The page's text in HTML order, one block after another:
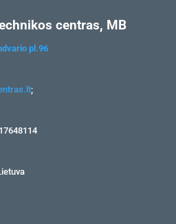
centras, MB
pl.96
;